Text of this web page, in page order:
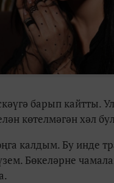
барып кайтты.
көтелмәгән хәл
калдым. Бу инде
Бөкеләрне